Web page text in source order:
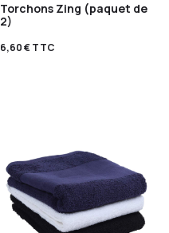
Torchons Zing (paquet de
2)
6,60€TTC